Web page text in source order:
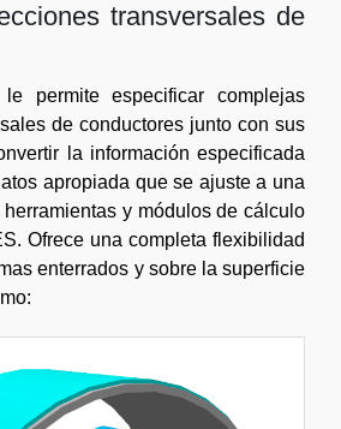
transversales de
le permite especificar complejas
de conductores junto con sus
la información especificada
apropiada que se ajuste a una
y módulos de cálculo
Ofrece una completa flexibilidad
enterrados y sobre la superficie